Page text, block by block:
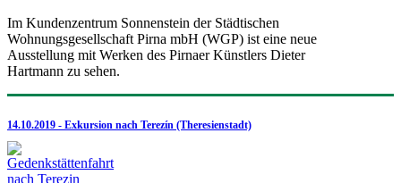
Im Kundenzentrum Sonnenstein der Städtischen
Wohnungsgesellschaft Pirna mbH (WGP) ist eine neue
Ausstellung mit Werken des Pirnaer Künstlers Dieter
Hartmann zu sehen.
14.10.2019 - Exkursion nach Terezín (Theresienstadt)